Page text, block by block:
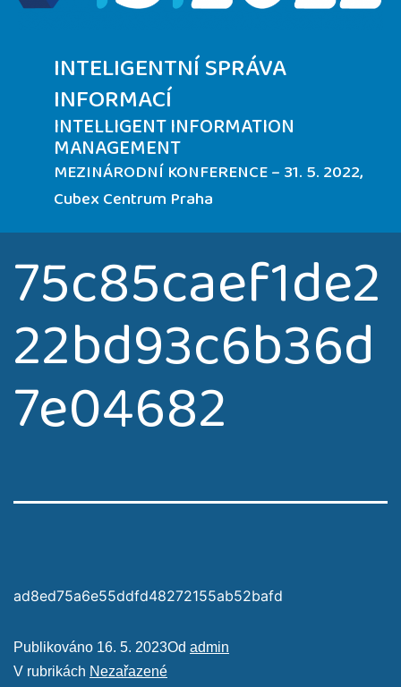
INTELIGENTNÍ SPRÁVA
INFORMACÍ
INTELLIGENT INFORMATION
MANAGEMENT
MEZINÁRODNÍ KONFERENCE – 31. 5. 2022,
Cubex Centrum Praha
75c85caef1de2
22bd93c6b36d
7e04682
ad8ed75a6e55ddfd48272155ab52bafd
Publikováno 16. 5. 2023Od admin
V rubrikách Nezařazené